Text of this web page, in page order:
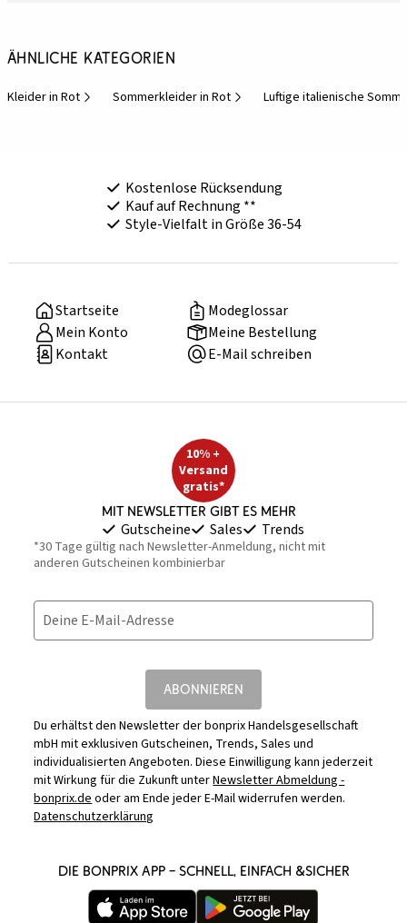
Ähnliche Kategorien
Kleider in Rot Sommerkleider in Rot Luftige italienische
Kostenlose Rücksendung
Kauf auf Rechnung **
Style-Vielfalt in Größe 36-54
Startseite
Modeglossar
Mein Konto
Meine Bestellung
Kontakt
E-Mail schreiben
10% +
Versand
gratis*
Mit Newsletter gibt es mehr
Gutscheine Sales Trends
*30 Tage gültig nach Newsletter-Anmeldung, nicht mit
anderen Gutscheinen kombinierbar
Deine E-Mail-Adresse
ABONNIEREN
Du erhältst den Newsletter der bonprix Handelsgesellschaft
mbH mit exklusiven Gutscheinen, Trends, Sales und
individualisierten Angeboten. Diese Einwilligung kann jederzeit
mit Wirkung für die Zukunft unterNewsletter Abmeldung -
bonprix.deoder am Ende jeder E-Mail widerrufen werden.
Datenschutzerklärung
DIE BONPRIX APP – SCHNELL, EINFACH &SICHER